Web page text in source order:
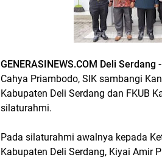
GENERASINEWS.COM Deli Serdang -
Cahya Priambodo, SIK sambangi
Kabupaten Deli Serdang dan FKUB
silaturahmi.
Pada silaturahmi awalnya kepada
Kabupaten Deli Serdang, Kiyai Amir